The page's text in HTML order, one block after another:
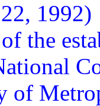
1992)
the
of